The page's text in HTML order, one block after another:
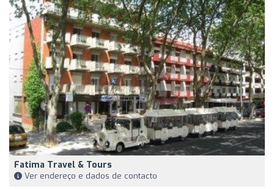
Fatima Travel & Tours
Ver endereço e dados de contacto